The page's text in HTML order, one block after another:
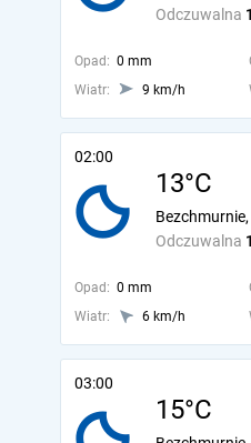
Odczuwalna
Opad: 0 mm
Wiatr:
9 km/h
02:00
13°C
Odczuwalna
Opad: 0 mm
Wiatr:
6 km/h
03:00
15°C